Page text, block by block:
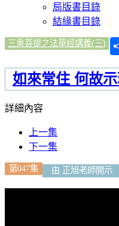
局版書目錄
結緣書目錄
三乘菩提之法華經講義(三)
如來常住 何故
詳細內容
上一集
下一集
第047集 由 正旭老師開示